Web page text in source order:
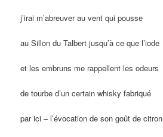
j’irai m’abreuver au vent qui pousse
au Sillon du Talbert jusqu’à ce que l’iode
et les embruns me rappellent les odeurs
de tourbe d’un certain whisky fabriqué
par ici – l’évocation de son goût de citron